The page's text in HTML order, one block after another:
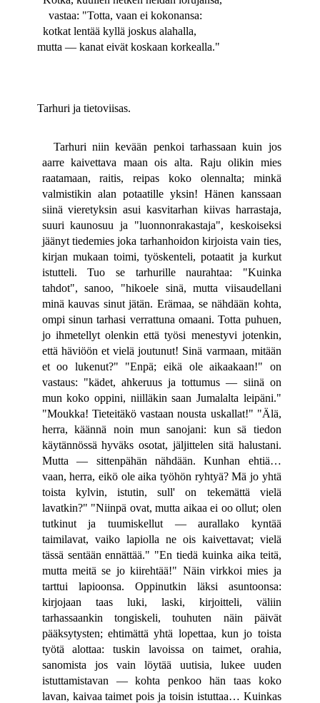
vastaa: "Totta, vaan ei kokonansa:
kotkat lentää kyllä joskus alahalla,
mutta — kanat eivät koskaan korkealla."
Tarhuri ja tietoviisas.
Tarhuri niin kevään penkoi tarhassaan kuin jos
aarre kaivettava maan ois alta. Raju olikin mies
raatamaan, raitis, reipas koko olennalta; minkä
valmistikin alan potaatille yksin! Hänen kanssaan
siinä vieretyksin asui kasvitarhan kiivas harrastaja,
suuri kaunosuu ja "luonnonrakastaja", keskoiseksi
jäänyt tiedemies joka tarhanhoidon kirjoista vain ties,
kirjan mukaan toimi, työskenteli, potaatit ja kurkut
istutteli. Tuo se tarhurille naurahtaa: "Kuinka
tahdot", sanoo, "hikoele sinä, mutta viisaudellani
minä kauvas sinut jätän. Erämaa, se nähdään kohta,
ompi sinun tarhasi verrattuna omaani. Totta puhuen,
jo ihmetellyt olenkin että työsi menestyvi jotenkin,
että häviöön et vielä joutunut! Sinä varmaan, mitään
et oo lukenut?" "Enpä; eikä ole aikaakaan!" on
vastaus: "kädet, ahkeruus ja tottumus — siinä on
mun koko oppini, niilläkin saan Jumalalta leipäni."
"Moukka! Tieteitäkö vastaan nousta uskallat!" "Älä,
herra, käännä noin mun sanojani: kun sä tiedon
käytännössä hyväks osotat, jäljittelen sitä halustani.
Mutta — sittenpähän nähdään. Kunhan ehtiä…
vaan, herra, eikö ole aika työhön ryhtyä? Mä jo yhtä
toista kylvin, istutin, sull' on tekemättä vielä
lavatkin?" "Niinpä ovat, mutta aikaa ei oo ollut; olen
tutkinut ja tuumiskellut — aurallako kyntää
taimilavat, vaiko lapiolla ne ois kaivettavat; vielä
tässä sentään ennättää." "En tiedä kuinka aika teitä,
mutta meitä se jo kiirehtää!" Näin virkkoi mies ja
tarttui lapioonsa. Oppinutkin läksi asuntoonsa:
kirjojaan taas luki, laski, kirjoitteli, väliin
tarhassaankin tongiskeli, touhuten näin päivät
pääksytysten; ehtimättä yhtä lopettaa, kun jo toista
työtä alottaa: tuskin lavoissa on taimet, orahia,
sanomista jos vain löytää uutisia, lukee uuden
istuttamistavan — kohta penkoo hän taas koko
lavan, kaivaa taimet pois ja toisin istuttaa… Kuinkas